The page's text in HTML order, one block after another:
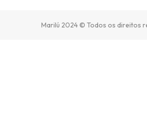
Marilú 2024 © Todos os direitos